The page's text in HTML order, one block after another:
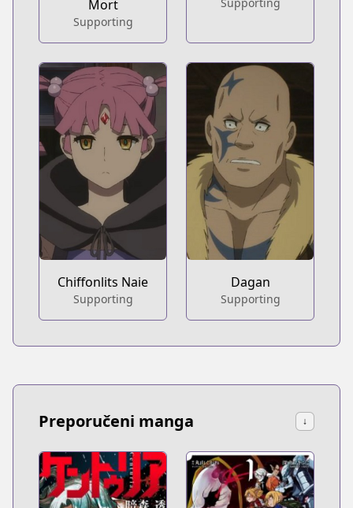
Mort
Supporting
Chiffonlits Naie
Supporting
Dagan
Supporting
Preporučeni manga ↓